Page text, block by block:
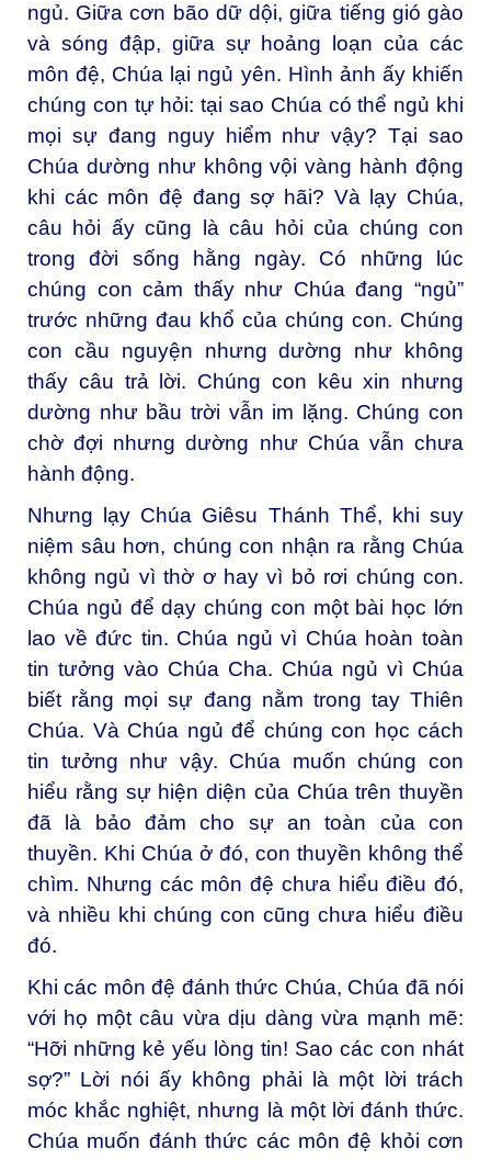
ngủ. Giữa cơn bão dữ dội, giữa tiếng gió gào
và sóng đập, giữa sự hoảng loạn của các
môn đệ, Chúa lại ngủ yên. Hình ảnh ấy khiến
chúng con tự hỏi: tại sao Chúa có thể ngủ khi
mọi sự đang nguy hiểm như vậy? Tại sao
Chúa dường như không vội vàng hành động
khi các môn đệ đang sợ hãi? Và lạy Chúa,
câu hỏi ấy cũng là câu hỏi của chúng con
trong đời sống hằng ngày. Có những lúc
chúng con cảm thấy như Chúa đang “ngủ”
trước những đau khổ của chúng con. Chúng
con cầu nguyện nhưng dường như không
thấy câu trả lời. Chúng con kêu xin nhưng
dường như bầu trời vẫn im lặng. Chúng con
chờ đợi nhưng dường như Chúa vẫn chưa
hành động.
Nhưng lạy Chúa Giêsu Thánh Thể, khi suy
niệm sâu hơn, chúng con nhận ra rằng Chúa
không ngủ vì thờ ơ hay vì bỏ rơi chúng con.
Chúa ngủ để dạy chúng con một bài học lớn
lao về đức tin. Chúa ngủ vì Chúa hoàn toàn
tin tưởng vào Chúa Cha. Chúa ngủ vì Chúa
biết rằng mọi sự đang nằm trong tay Thiên
Chúa. Và Chúa ngủ để chúng con học cách
tin tưởng như vậy. Chúa muốn chúng con
hiểu rằng sự hiện diện của Chúa trên thuyền
đã là bảo đảm cho sự an toàn của con
thuyền. Khi Chúa ở đó, con thuyền không thể
chìm. Nhưng các môn đệ chưa hiểu điều đó,
và nhiều khi chúng con cũng chưa hiểu điều
đó.
Khi các môn đệ đánh thức Chúa, Chúa đã nói
với họ một câu vừa dịu dàng vừa mạnh mẽ:
“Hỡi những kẻ yếu lòng tin! Sao các con nhát
sợ?” Lời nói ấy không phải là một lời trách
móc khắc nghiệt, nhưng là một lời đánh thức.
Chúa muốn đánh thức các môn đệ khỏi cơn